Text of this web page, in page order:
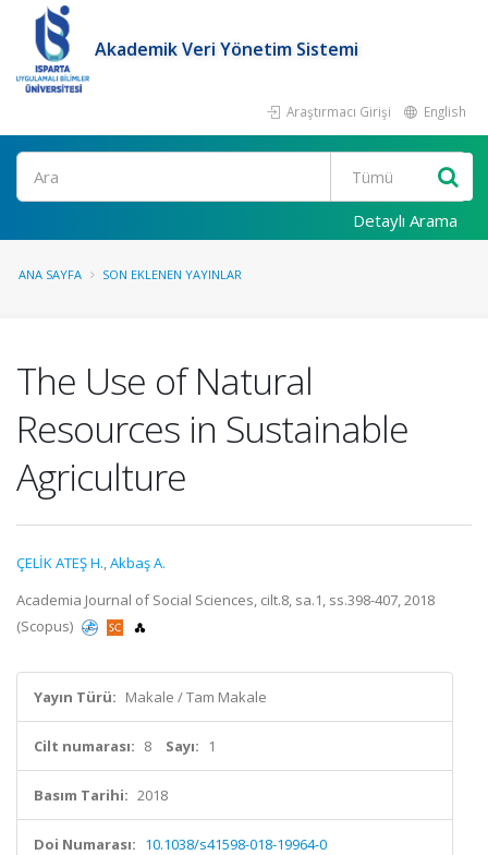
Akademik Veri Yönetim Sistemi
Araştırmacı Girişi English
Ara
Detaylı Arama
ANA SAYFA SON EKLENEN YAYINLAR
The Use of Natural
Resources in Sustainable
Agriculture
ÇELİK ATEŞ H.,Akbaş A.
Academia Journal of Social Sciences, cilt.8, sa.1, ss.398-407, 2018
(Scopus)
Yayın Türü: Makale / Tam Makale
Cilt numarası: 8 Sayı: 1
Basım Tarihi: 2018
Doi Numarası: 10.1038/s41598-018-19964-0